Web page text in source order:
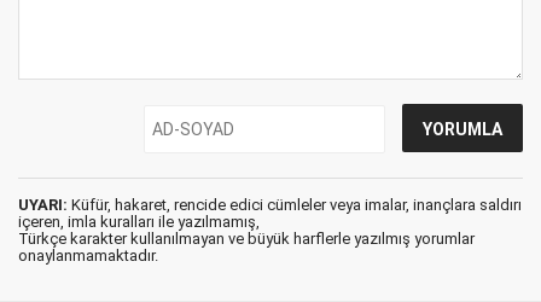
UYARI: Küfür, hakaret, rencide edici cümleler veya imalar, inançlara saldırı
içeren, imla kuralları ile yazılmamış,
Türkçe karakter kullanılmayan ve büyük harflerle yazılmış yorumlar
onaylanmamaktadır.